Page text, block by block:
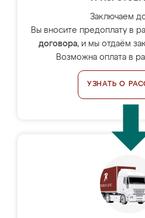
Заключаем
Вы вносите предоплату в
договора, и мы отдаём
Возможна оплата в
УЗНАТЬ О